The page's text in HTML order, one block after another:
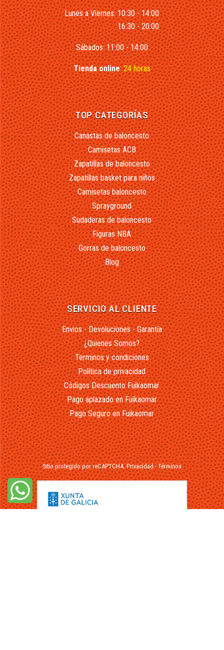
Lunes a Viernes: 10:30 - 14:00
16:30 - 20:00
Sábados: 11:00 - 14:00
Tienda online:24 horas
TOP CATEGORÍAS
Canastas de baloncesto
Camisetas ACB
Zapatillas de baloncesto
Zapatillas basket para niños
Camisetas baloncesto
Sprayground
Sudaderas de baloncesto
Figuras NBA
Gorras de baloncesto
Blog
SERVICIO AL CLIENTE
Envios - Devoluciones - Garantía
¿Quienes Somos?
Terminos y condiciones
Política de privacidad
Códigos Descuento Fuikaomar
Pago aplazado en Fuikaomar
Pago Seguro en Fuikaomar
Sitio protegido por reCAPTCHA.Privacidad-Términos